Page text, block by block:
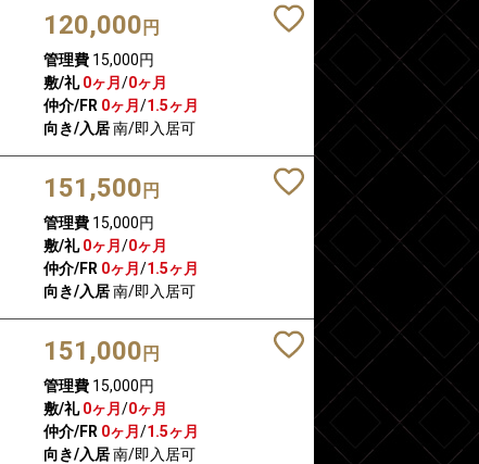
120,000 円
管理費15,000円
敷/礼 0ヶ月/0ヶ月
仲介/FR 0ヶ月/1.5ヶ月
向き/入居南/即入居可
151,500 円
管理費15,000円
敷/礼 0ヶ月/0ヶ月
仲介/FR 0ヶ月/1.5ヶ月
向き/入居南/即入居可
151,000 円
管理費15,000円
敷/礼 0ヶ月/0ヶ月
仲介/FR 0ヶ月/1.5ヶ月
向き/入居南/即入居可